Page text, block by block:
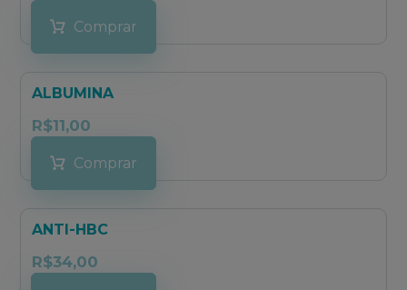
Comprar
ALBUMINA
R$11,00
Comprar
ANTI-HBC
R$34,00